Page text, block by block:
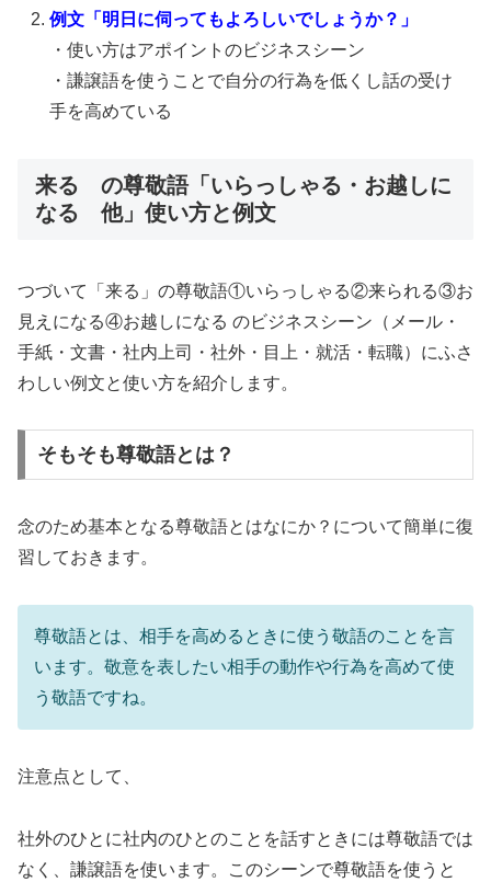
例文「明日に伺ってもよろしいでしょうか？」
・使い方はアポイントのビジネスシーン
・謙譲語を使うことで自分の行為を低くし話の受け
手を高めている
来る の尊敬語「いらっしゃる・お越しに
なる 他」使い方と例文
つづいて「来る」の尊敬語①いらっしゃる②来られる③お
見えになる④お越しになる のビジネスシーン（メール・
手紙・文書・社内上司・社外・目上・就活・転職）にふさ
わしい例文と使い方を紹介します。
そもそも尊敬語とは？
念のため基本となる尊敬語とはなにか？について簡単に復
習しておきます。
尊敬語とは、相手を高めるときに使う敬語のことを言
います。敬意を表したい相手の動作や行為を高めて使
う敬語ですね。
注意点として、
社外のひとに社内のひとのことを話すときには尊敬語では
なく、謙譲語を使います。このシーンで尊敬語を使うと